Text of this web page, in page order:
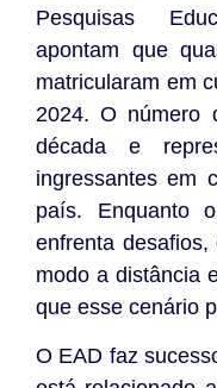
Pesquisas
apontam que
matricularam em
2024. O número
década e
ingressantes em
país. Enquanto
enfrenta
modo a distância
que esse cenário
O EAD faz